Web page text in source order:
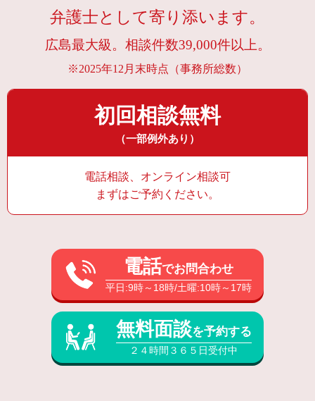
弁護士として寄り添います。
広島最大級。相談件数39,000件以上。
※2025年12月末時点（事務所総数）
初回相談無料
（一部例外あり）
電話相談、オンライン相談可
まずはご予約ください。
電話でお問合わせ
平日:9時～18時/土曜:10時～17時
無料面談を予約する
２４時間３６５日受付中